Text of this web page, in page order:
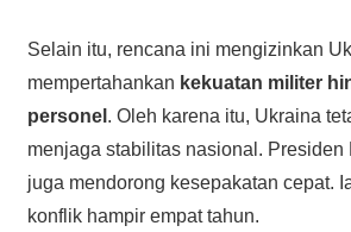
Selain itu, rencana ini mengizinkan
mempertahankan kekuatan militer
personel . Oleh karena itu, Ukraina
menjaga stabilitas nasional. Presiden
juga mendorong kesepakatan cepat.
konflik hampir empat tahun.